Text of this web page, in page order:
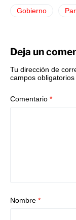
Gobierno
Deja un
Tu dirección de
campos
Comentario *
Nombre *